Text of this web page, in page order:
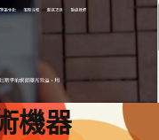
機器